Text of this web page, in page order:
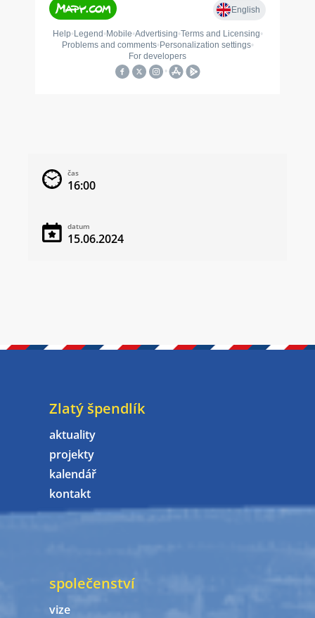
čas
16:00
datum
15.06.2024
Zlatý špendlík
aktuality
projekty
kalendář
kontakt
společenství
vize